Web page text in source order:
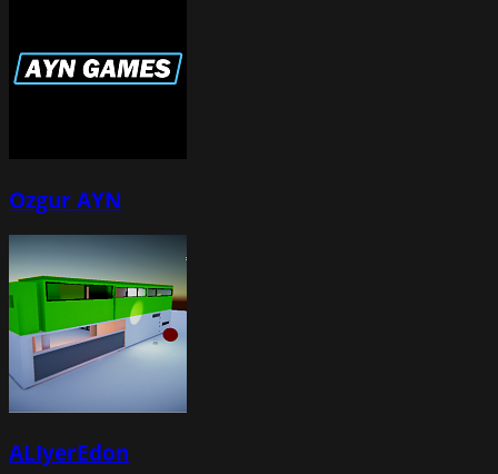
Ozgur AYN
ALIyerEdon